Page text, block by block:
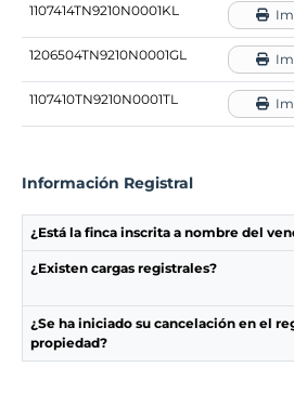
1107414TN9210N0001KL
1206504TN9210N0001GL
1107410TN9210N0001TL
Información Registral
¿Está la finca inscrita a nombre del
¿Existen cargas registrales?
¿Se ha iniciado su cancelación en el
propiedad?